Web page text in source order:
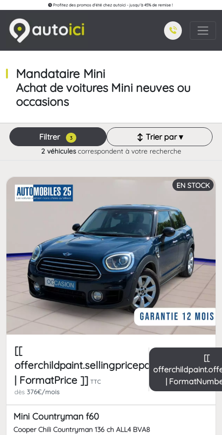
Profitez des promos d'été chez autoici - jusqu'à 45% de remise !
Mandataire Mini
Achat de voitures Mini neuves ou
occasions
Filtrer 3 ↕ Trier par ▾
2 véhiculescorrespondent à votre recherche
EN STOCK
[[
offerchildpaint.sellingpricepart_ttc
| FormatPrice ]] TTC
dès 376€/mois
[[
|
Mini Countryman f60
Cooper Chili Countryman 136 ch ALL4 BVA8